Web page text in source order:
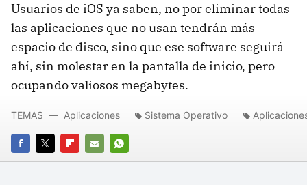
Usuarios de iOS ya saben, no por eliminar todas
las aplicaciones que no usan tendrán más
espacio de disco, sino que ese software seguirá
ahí, sin molestar en la pantalla de inicio, pero
ocupando valiosos megabytes.
FACEBOOK
TWITTERFLIPBOARD
E-
WHATSAPP
TEMAS Aplicaciones Sistema Operativo